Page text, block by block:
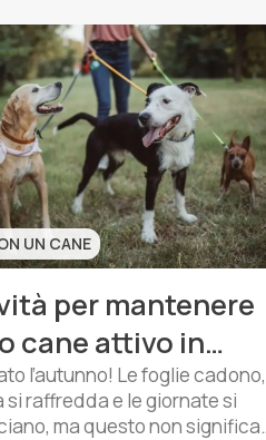
UN CANE
per mantenere
cane attivo in
guida
per una
l’autunno! Le foglie cadono,
si raffredda e le giornate si
ma questo non significa